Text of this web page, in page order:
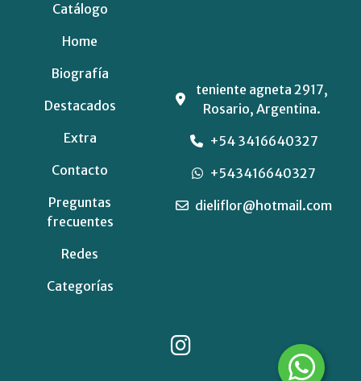
Catálogo
Home
Biografía
Destacados
Extra
Contacto
Preguntas
frecuentes
Redes
Categorías
teniente agneta 2917,
Rosario, Argentina.
+54 3416640327
+543416640327
dieliflor@hotmail.com